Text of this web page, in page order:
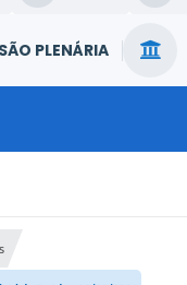
PLENÁRIA